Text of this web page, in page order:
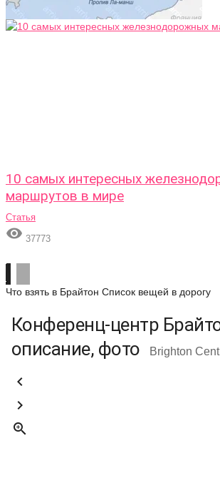
10 самых интересных
маршрутов в мире
Статья
 37773
Что взять в Брайтон Список вещей в дорогу
Конференц-центр
описание, фото
Brighton


